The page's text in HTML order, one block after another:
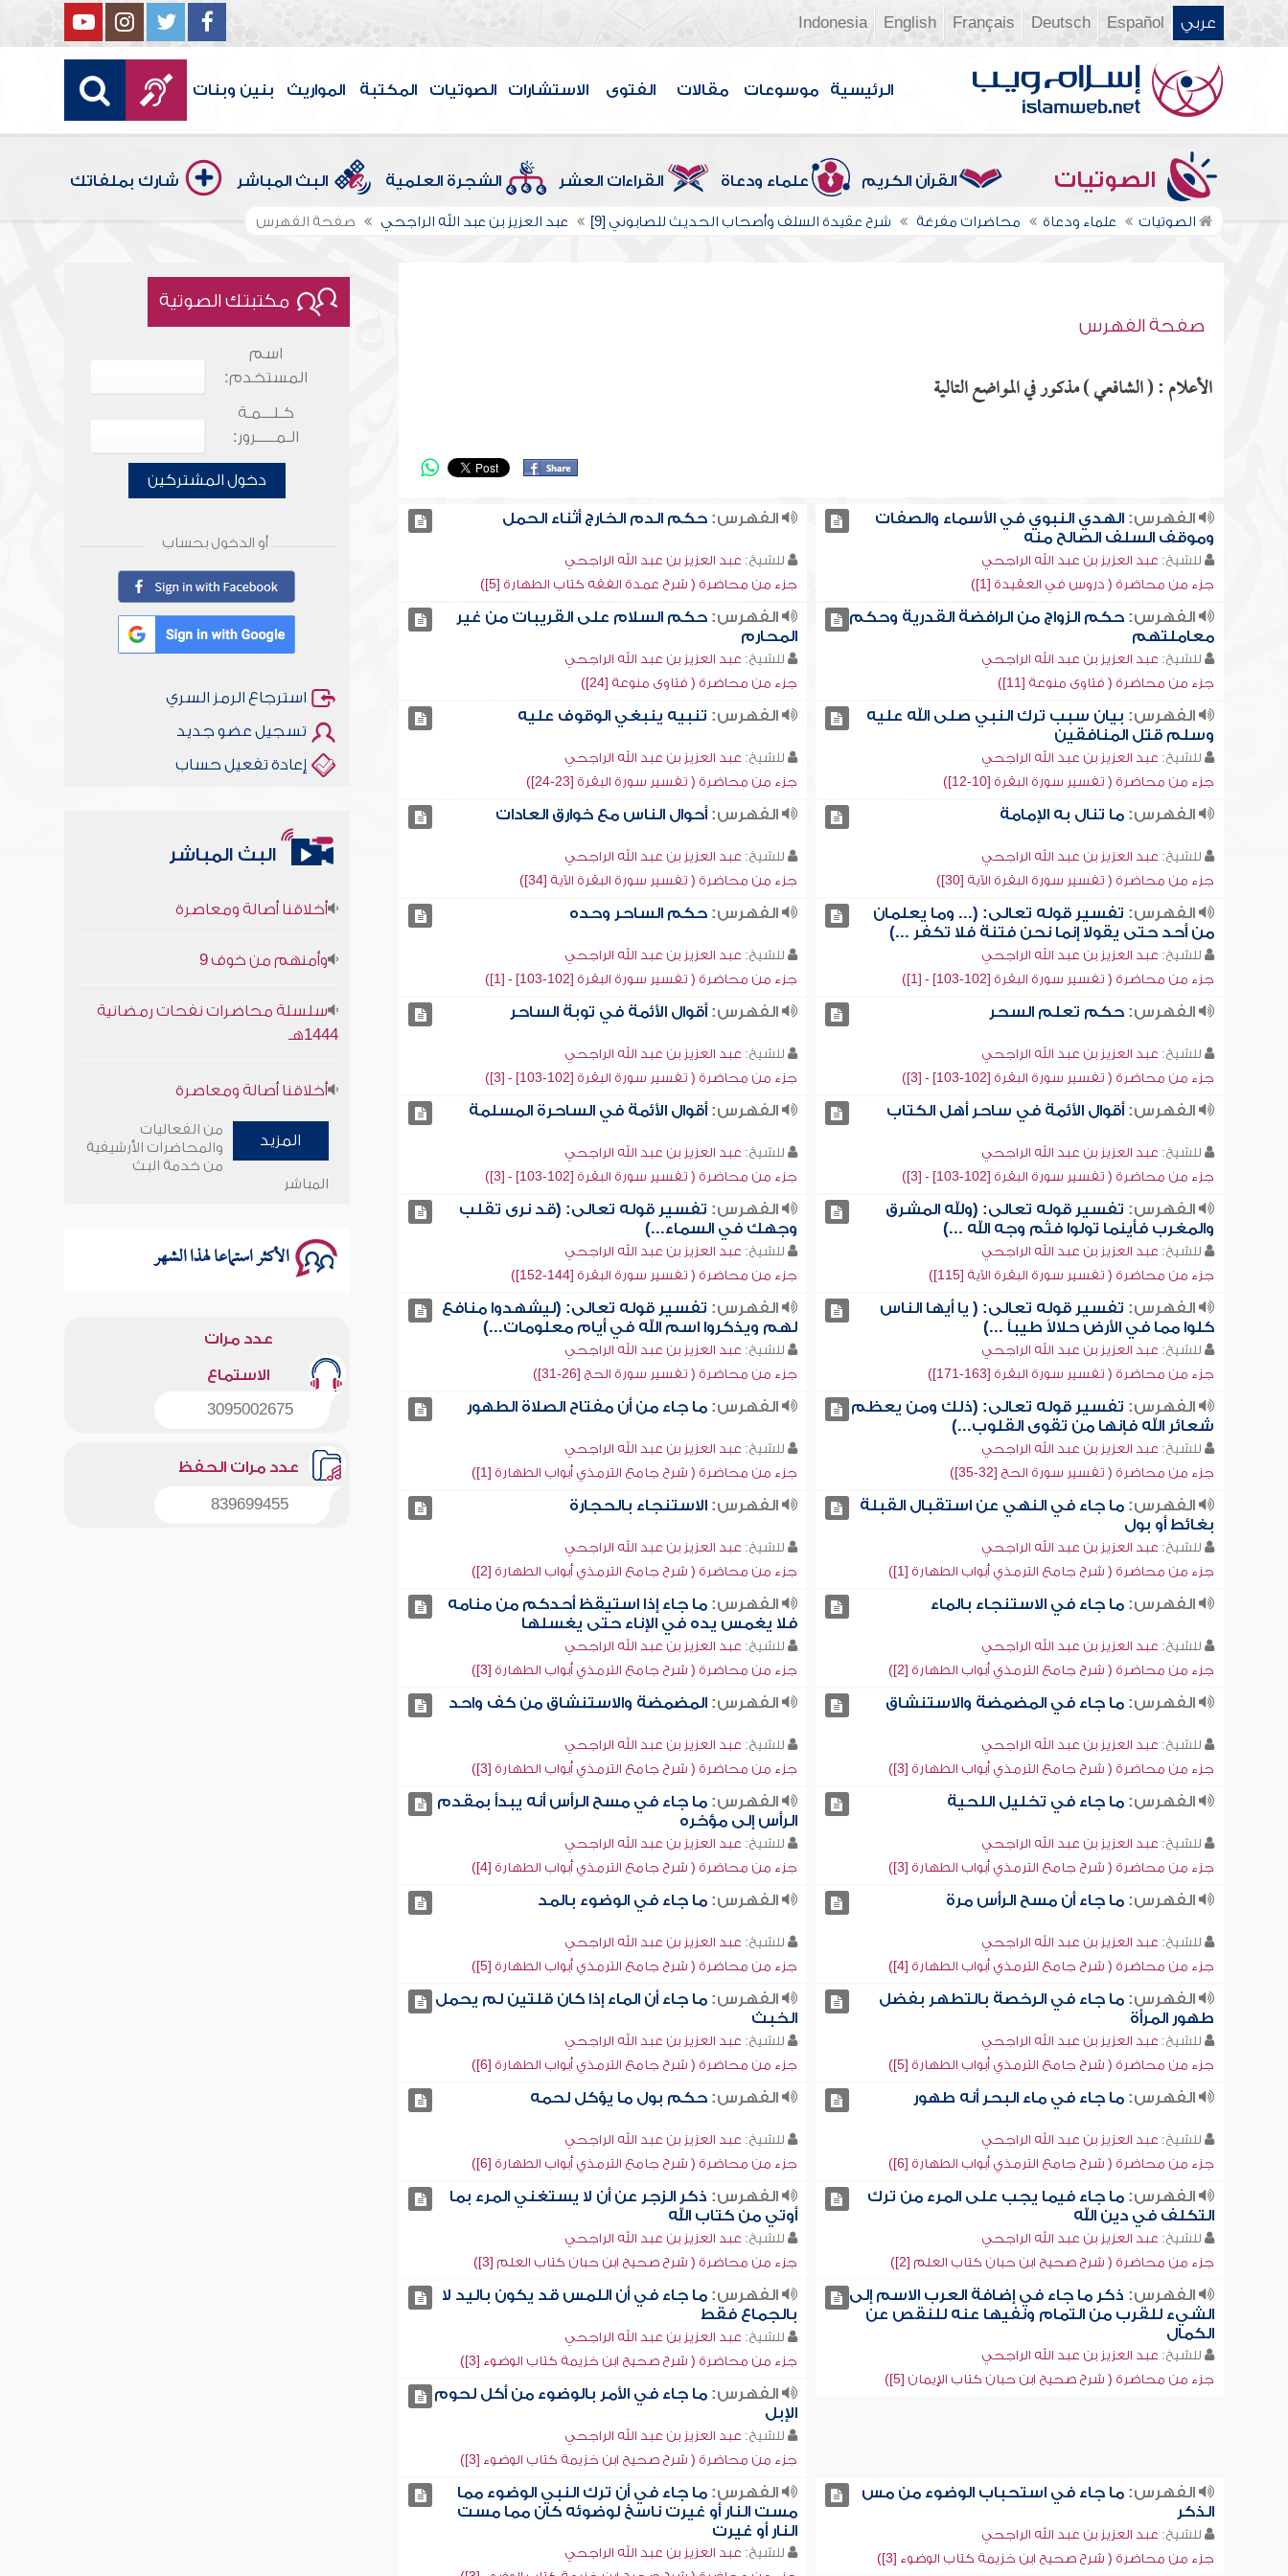
عربي Español
Deutsch
Français
English
Indonesia
الرئيسية موسوعات مقالات الفتوى الاستشارات الصوتيات المكتبة المواريث بنين وبنات
الصوتيات القرآن الكريم علماء ودعاة القراءات العشر الشجرة العلمية البث المباشر شارك بملفاتك
الصوتيات علماء ودعاة محاضرات مفرغة شرح عقيدة السلف وأصحاب الحديث للصابوني [9] عبد العزيز بن عبد الله الراجحي صفحة الفهرس
صفحة الفهرس
الأعلام : ( الشافعي ) مذكور في المواضع التالية
الفهرس:الهدي النبوي في الأسماء والصفات
وموقف السلف الصالح منه
للشيخ: عبد العزيز بن عبد الله الراجحي
جزء من محاضرة ( دروس في العقيدة [1])
الفهرس: حكم الدم الخارج أثناء الحمل
للشيخ: عبد العزيز بن عبد الله الراجحي
جزء من محاضرة ( شرح عمدة الفقه كتاب الطهارة [5])
الفهرس:حكم الزواج من الرافضة القدرية وحكم
معاملتهم
للشيخ: عبد العزيز بن عبد الله الراجحي
جزء من محاضرة ( فتاوى منوعة [11])
الفهرس: حكم السلام على القريبات من غير
المحارم
للشيخ: عبد العزيز بن عبد الله الراجحي
جزء من محاضرة ( فتاوى منوعة [24])
الفهرس: بيان سبب ترك النبي صلى الله عليه
وسلم قتل المنافقين
للشيخ: عبد العزيز بن عبد الله الراجحي
جزء من محاضرة ( تفسير سورة البقرة [10-12])
الفهرس: تنبيه ينبغي الوقوف عليه
للشيخ: عبد العزيز بن عبد الله الراجحي
جزء من محاضرة ( تفسير سورة البقرة [23-24])
الفهرس:ما تنال به الإمامة
للشيخ: عبد العزيز بن عبد الله الراجحي
جزء من محاضرة ( تفسير سورة البقرة الآية [30])
الفهرس: أحوال الناس مع خوارق العادات
للشيخ: عبد العزيز بن عبد الله الراجحي
جزء من محاضرة ( تفسير سورة البقرة الآية [34])
الفهرس: تفسير قوله تعالى: (... وما يعلمان
من أحد حتى يقولا إنما نحن فتنة فلا تكفر ...)
للشيخ: عبد العزيز بن عبد الله الراجحي
جزء من محاضرة ( تفسير سورة البقرة [102-103] - [1])
الفهرس: حكم الساحر وحده
للشيخ: عبد العزيز بن عبد الله الراجحي
جزء من محاضرة ( تفسير سورة البقرة [102-103] - [1])
الفهرس:حكم تعلم السحر
للشيخ: عبد العزيز بن عبد الله الراجحي
جزء من محاضرة ( تفسير سورة البقرة [102-103] - [3])
الفهرس: أقوال الأئمة في توبة الساحر
للشيخ: عبد العزيز بن عبد الله الراجحي
جزء من محاضرة ( تفسير سورة البقرة [102-103] - [3])
الفهرس:أقوال الأئمة في ساحر أهل الكتاب
للشيخ: عبد العزيز بن عبد الله الراجحي
جزء من محاضرة ( تفسير سورة البقرة [102-103] - [3])
الفهرس: أقوال الأئمة في الساحرة المسلمة
للشيخ: عبد العزيز بن عبد الله الراجحي
جزء من محاضرة ( تفسير سورة البقرة [102-103] - [3])
الفهرس: تفسير قوله تعالى: (ولله المشرق
والمغرب فأينما تولوا فثم وجه الله ...)
للشيخ: عبد العزيز بن عبد الله الراجحي
جزء من محاضرة ( تفسير سورة البقرة الآية [115])
الفهرس: تفسير قوله تعالى: (قد نرى تقلب
وجهك في السماء...)
للشيخ: عبد العزيز بن عبد الله الراجحي
جزء من محاضرة ( تفسير سورة البقرة [144-152])
الفهرس: تفسير قوله تعالى: ( يا أيها الناس
كلوا مما في الأرض حلالاً طيباً ...)
للشيخ: عبد العزيز بن عبد الله الراجحي
جزء من محاضرة ( تفسير سورة البقرة [163-171])
الفهرس: تفسير قوله تعالى: (ليشهدوا منافع
لهم ويذكروا اسم الله في أيام معلومات...)
للشيخ: عبد العزيز بن عبد الله الراجحي
جزء من محاضرة ( تفسير سورة الحج [26-31])
الفهرس: تفسير قوله تعالى: (ذلك ومن يعظم
شعائر الله فإنها من تقوى القلوب...)
للشيخ: عبد العزيز بن عبد الله الراجحي
جزء من محاضرة ( تفسير سورة الحج [32-35])
الفهرس: ما جاء من أن مفتاح الصلاة الطهور
للشيخ: عبد العزيز بن عبد الله الراجحي
جزء من محاضرة ( شرح جامع الترمذي أبواب الطهارة [1])
الفهرس:ما جاء في النهي عن استقبال القبلة
بغائط أو بول
للشيخ: عبد العزيز بن عبد الله الراجحي
جزء من محاضرة ( شرح جامع الترمذي أبواب الطهارة [1])
الفهرس: الاستنجاء بالحجارة
للشيخ: عبد العزيز بن عبد الله الراجحي
جزء من محاضرة ( شرح جامع الترمذي أبواب الطهارة [2])
الفهرس:ما جاء في الاستنجاء بالماء
للشيخ: عبد العزيز بن عبد الله الراجحي
جزء من محاضرة ( شرح جامع الترمذي أبواب الطهارة [2])
الفهرس: ما جاء إذا استيقظ أحدكم من منامه
فلا يغمس يده في الإناء حتى يغسلها
للشيخ: عبد العزيز بن عبد الله الراجحي
جزء من محاضرة ( شرح جامع الترمذي أبواب الطهارة [3])
الفهرس:ما جاء في المضمضة والاستنشاق
للشيخ: عبد العزيز بن عبد الله الراجحي
جزء من محاضرة ( شرح جامع الترمذي أبواب الطهارة [3])
الفهرس: المضمضة والاستنشاق من كف واحد
للشيخ: عبد العزيز بن عبد الله الراجحي
جزء من محاضرة ( شرح جامع الترمذي أبواب الطهارة [3])
الفهرس:ما جاء في تخليل اللحية
للشيخ: عبد العزيز بن عبد الله الراجحي
جزء من محاضرة ( شرح جامع الترمذي أبواب الطهارة [3])
الفهرس: ما جاء في مسح الرأس أنه يبدأ بمقدم
الرأس إلى مؤخره
للشيخ: عبد العزيز بن عبد الله الراجحي
جزء من محاضرة ( شرح جامع الترمذي أبواب الطهارة [4])
الفهرس:ما جاء أن مسح الرأس مرة
للشيخ: عبد العزيز بن عبد الله الراجحي
جزء من محاضرة ( شرح جامع الترمذي أبواب الطهارة [4])
الفهرس: ما جاء في الوضوء بالمد
للشيخ: عبد العزيز بن عبد الله الراجحي
جزء من محاضرة ( شرح جامع الترمذي أبواب الطهارة [5])
الفهرس:ما جاء في الرخصة بالتطهر بفضل
طهور المرأة
للشيخ: عبد العزيز بن عبد الله الراجحي
جزء من محاضرة ( شرح جامع الترمذي أبواب الطهارة [5])
الفهرس: ما جاء أن الماء إذا كان قلتين لم يحمل
الخبث
للشيخ: عبد العزيز بن عبد الله الراجحي
جزء من محاضرة ( شرح جامع الترمذي أبواب الطهارة [6])
الفهرس:ما جاء في ماء البحر أنه طهور
للشيخ: عبد العزيز بن عبد الله الراجحي
جزء من محاضرة ( شرح جامع الترمذي أبواب الطهارة [6])
الفهرس: حكم بول ما يؤكل لحمه
للشيخ: عبد العزيز بن عبد الله الراجحي
جزء من محاضرة ( شرح جامع الترمذي أبواب الطهارة [6])
الفهرس:ما جاء فيما يجب على المرء من ترك
التكلف في دين الله
للشيخ: عبد العزيز بن عبد الله الراجحي
جزء من محاضرة ( شرح صحيح ابن حبان كتاب العلم [2])
الفهرس: ذكر الزجر عن أن لا يستغني المرء بما
أوتي من كتاب الله
للشيخ: عبد العزيز بن عبد الله الراجحي
جزء من محاضرة ( شرح صحيح ابن حبان كتاب العلم [3])
الفهرس: ذكر ما جاء في إضافة العرب الاسم إلى
الشيء للقرب من التمام ونفيها عنه للنقص عن
الكمال
للشيخ: عبد العزيز بن عبد الله الراجحي
جزء من محاضرة ( شرح صحيح ابن حبان كتاب الإيمان [5])
الفهرس: ما جاء في أن اللمس قد يكون باليد لا
بالجماع فقط
للشيخ: عبد العزيز بن عبد الله الراجحي
جزء من محاضرة ( شرح صحيح ابن خزيمة كتاب الوضوء [3])
الفهرس: ما جاء في الأمر بالوضوء من أكل لحوم
الإبل
للشيخ: عبد العزيز بن عبد الله الراجحي
جزء من محاضرة ( شرح صحيح ابن خزيمة كتاب الوضوء [3])
الفهرس:ما جاء في استحباب الوضوء من مس
الذكر
للشيخ: عبد العزيز بن عبد الله الراجحي
جزء من محاضرة ( شرح صحيح ابن خزيمة كتاب الوضوء [3])
الفهرس: ما جاء في أن ترك النبي الوضوء مما
مست النار أو غيرت ناسخ لوضوئه كان مما مست
النار أو غيرت
للشيخ: عبد العزيز بن عبد الله الراجحي
مكتبتك الصوتية
اسم
المستخدم:
كـلـــمـة
الـمـــــرور:
دخول المشتركين
أو الدخول بحساب
استرجاع الرمز السري
تسجيل عضو جديد
إعادة تفعيل حساب
البث المباشر
1444هـ
سلسلة محاضرات نفحات رمضانية
1444هـ
المزيد
من الفعاليات
والمحاضرات الأرشيفية
من خدمة البث
المباشر
الأكثر استماعا لهذا الشهر
عدد مرات
الاستماع
3095002675
عدد مرات الحفظ
839699455